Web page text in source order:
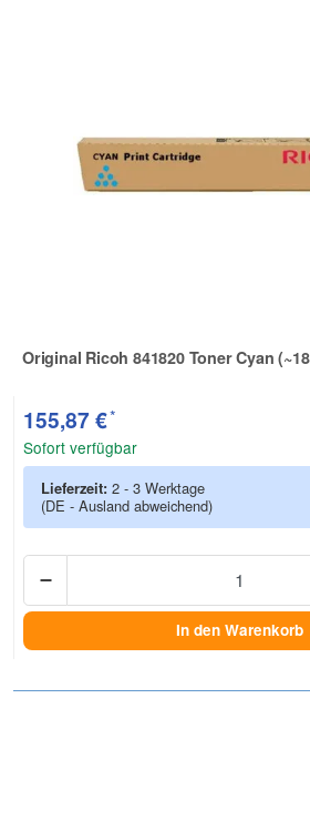
Original Ricoh 841820 Toner Cyan
Zur Artikelbewertung
155,87 €*
Sofort verfügbar
Lieferzeit: 2 - 3 Werktage
(DE - Ausland abweichend)
In den Warenkorb